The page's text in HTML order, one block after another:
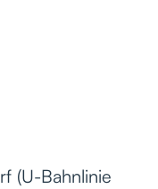
(U-Bahnlinie